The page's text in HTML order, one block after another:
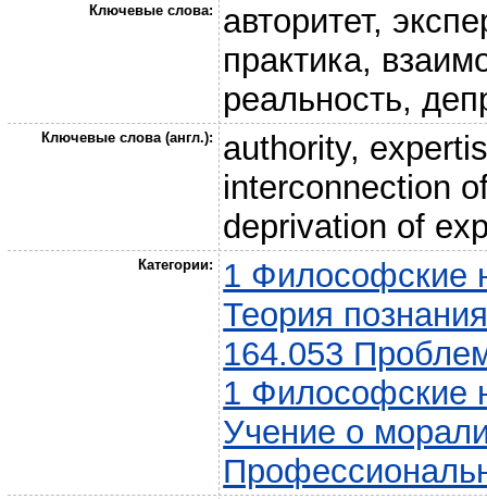
Ключевые слова:
авторитет,
практика,
реальность,
Ключевые слова (англ.):
authority,
interconnection
deprivation of
Категории:
1 Философские
Теория
164.053
1 Философские
Учение о